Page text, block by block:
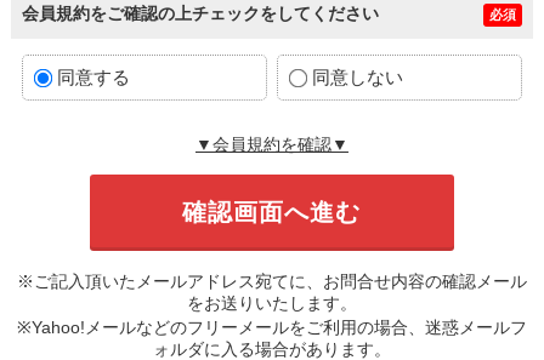
会員規約をご確認の上チェックをしてください 必須
同意する 同意しない
▼会員規約を確認▼
※ご記入頂いたメールアドレス宛てに、お問合せ内容の確認メール
をお送りいたします。
※Yahoo!メールなどのフリーメールをご利用の場合、迷惑メールフ
ォルダに入る場合があります。